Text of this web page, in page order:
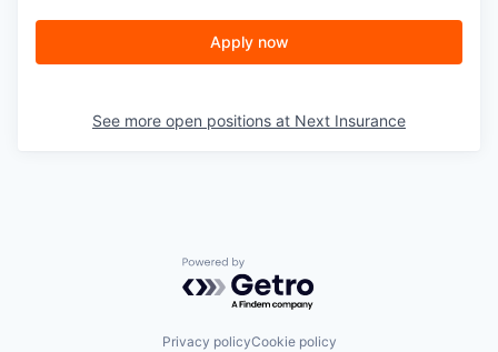
Apply now
See more open positions at Next Insurance
Powered by Getro.com
Privacy policyCookie policy